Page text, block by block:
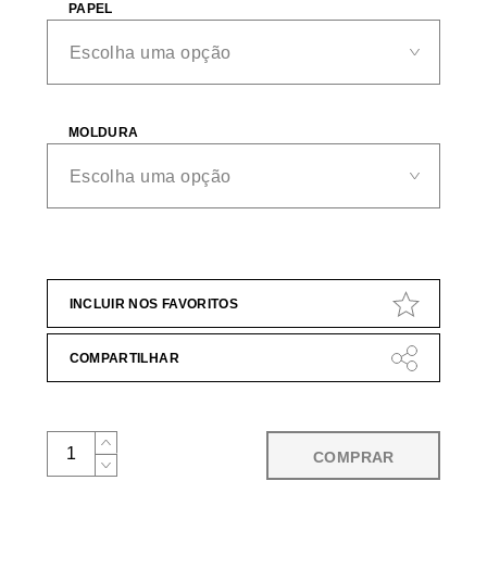
PAPEL
MOLDURA
INCLUIR NOS FAVORITOS
COMPARTILHAR
COMPRAR